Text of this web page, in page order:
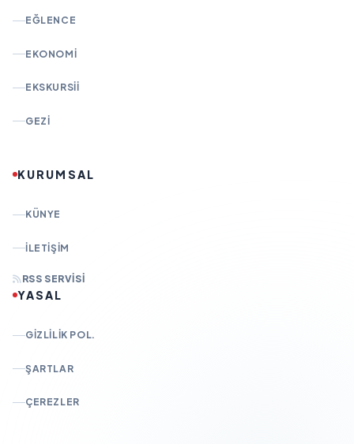
EĞLENCE
EKONOMI
EKSKURSII
GEZI
KURUMSAL
KÜNYE
İLETIŞIM
RSS SERVISI
YASAL
GIZLILIK POL.
ŞARTLAR
ÇEREZLER